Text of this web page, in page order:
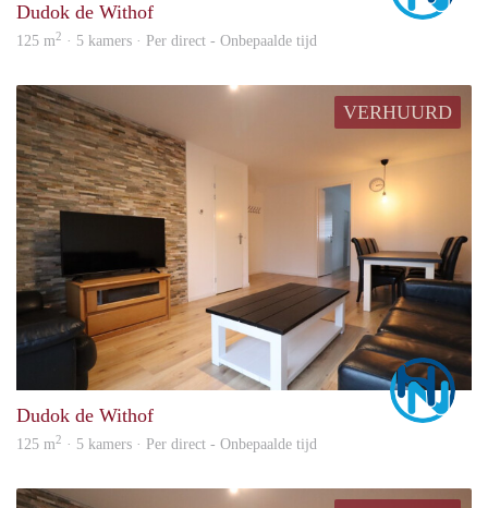
Dudok de Withof
125 m2 · 5 kamers · Per direct - Onbepaalde tijd
VERHUURD
Dudok de Withof
125 m2 · 5 kamers · Per direct - Onbepaalde tijd